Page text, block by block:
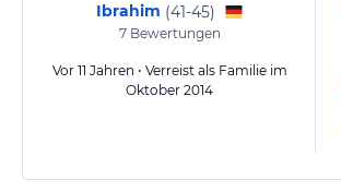
Ibrahim (41-45)
7Bewertungen
Vor 11 Jahren • Verreist als Familie im
Oktober 2014